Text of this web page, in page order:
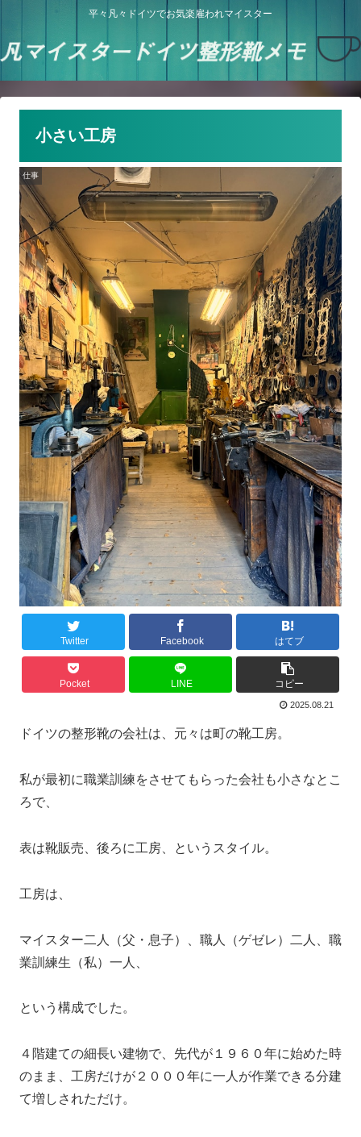
平々凡々ドイツでお気楽雇われマイスター
小さい工房
仕事
Twitter Facebook はてブ
Pocket LINE コピー
2025.08.21
ドイツの整形靴の会社は、元々は町の靴工房。
私が最初に職業訓練をさせてもらった会社も小さなとこ
ろで、
表は靴販売、後ろに工房、というスタイル。
工房は、
マイスター二人（父・息子）、職人（ゲゼレ）二人、職
業訓練生（私）一人、
という構成でした。
４階建ての細長い建物で、先代が１９６０年に始めた時
のまま、工房だけが２０００年に一人が作業できる分建
て増しされただけ。